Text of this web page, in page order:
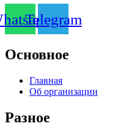
Telegram
Основное
Главная
Об организации
Разное